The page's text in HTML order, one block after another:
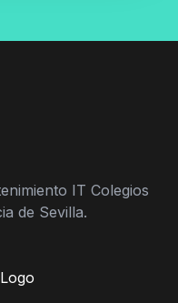
IT Colegios
de Sevilla.